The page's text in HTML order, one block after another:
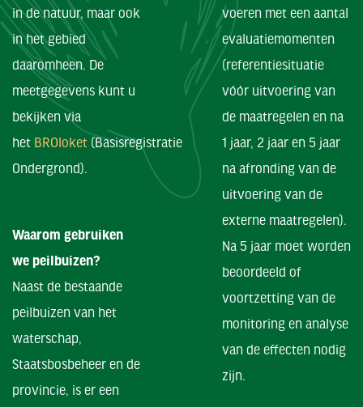
in de natuur, maar ook
in het gebied
daaromheen. De
meetgegevens kunt u
bekijken via
het BROloket (Basisregistratie
Ondergrond).
Waarom gebruiken
we peilbuizen?
Naast de bestaande
peilbuizen van het
waterschap,
Staatsbosbeheer en de
provincie, is er een
voeren met een aantal
evaluatiemomenten
(referentiesituatie
vóór uitvoering van
de maatregelen en na
1 jaar, 2 jaar en 5 jaar
na afronding van de
uitvoering van de
externe maatregelen).
Na 5 jaar moet worden
beoordeeld of
voortzetting van de
monitoring en analyse
van de effecten nodig
zijn.